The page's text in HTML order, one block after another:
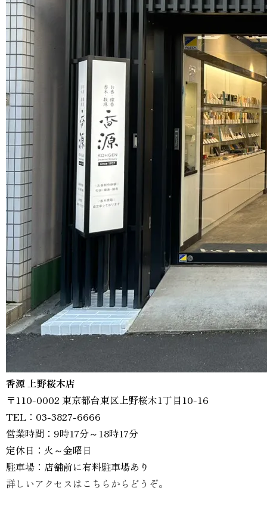
香源 上野桜木店
〒110-0002 東京都台東区上野桜木1丁目10-16
TEL：03-3827-6666
営業時間：9時17分～18時17分
定休日：火～金曜日
駐車場：店舗前に有料駐車場あり
詳しいアクセスはこちらからどうぞ。